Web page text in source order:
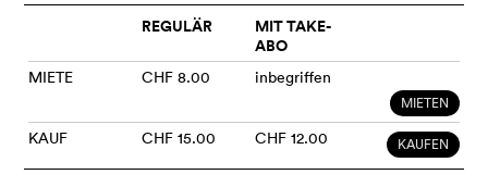
REGULÄR
MIT TAKE-
ABO
MIETE CHF 8.00 inbegriffen
MIETEN
KAUF CHF 15.00 CHF 12.00 KAUFEN